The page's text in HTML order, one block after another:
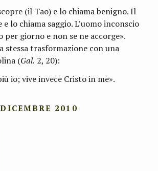
(il Tao) e lo chiama benigno. Il
e lo chiama saggio. L’uomo inconscio
per giorno e non se ne accorge».
stessa trasformazione con una
(Gal. 2, 20):
io; vive invece Cristo in me».
2010